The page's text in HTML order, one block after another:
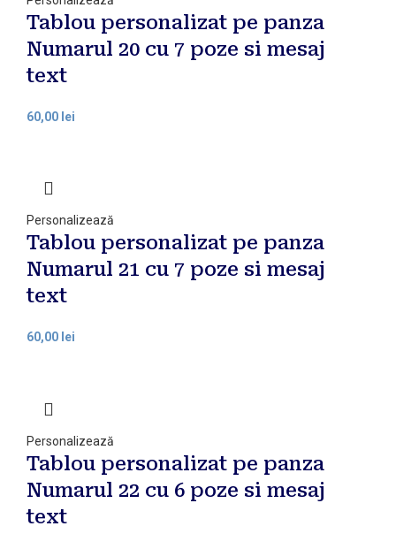
Tablou personalizat pe panza
Numarul 20 cu 7 poze si mesaj
text
lei
Personalizează
Tablou personalizat pe panza
Numarul 21 cu 7 poze si mesaj
text
lei
Personalizează
Tablou personalizat pe panza
Numarul 22 cu 6 poze si mesaj
text